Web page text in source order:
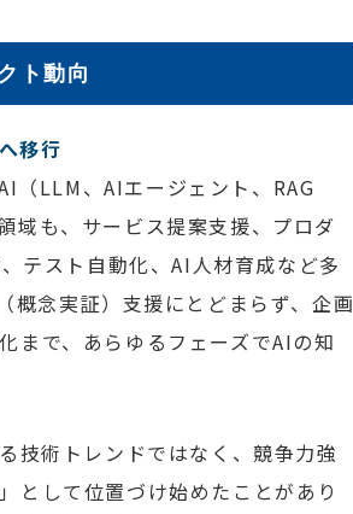
ト動向
移行
（LLM、AIエージェント、RAG
域も、サービス提案支援、プロダ
テスト自動化、AI人材育成など多
概念実証）支援にとどまらず、企画
まで、あらゆるフェーズでAIの知
技術トレンドではなく、競争力強
として位置づけ始めたことがあり